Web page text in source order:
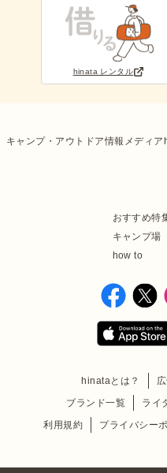
hinata レンタル
キャンプ・アウトドア情報メディ
おすすめ特
キャンプ場
how to
hinataとは？
ブランド一覧
ライ
利用規約
プライバシー